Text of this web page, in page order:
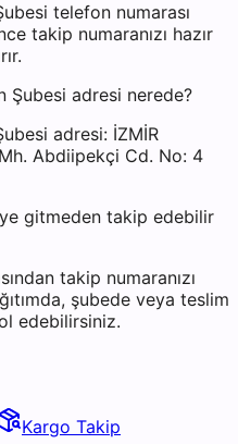
telefon numarası
takip numaranızı hazır
Şubesi adresi nerede?
adresi: İZMİR
Abdiipekçi Cd. No: 4
gitmeden takip edebilir
takip numaranızı
şubede veya teslim
edebilirsiniz.
Kargo Takip